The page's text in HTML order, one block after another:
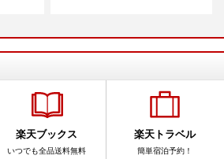
楽天ブックス
いつでも全品送料無料
楽天トラベル
簡単宿泊予約！